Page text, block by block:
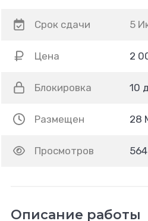
Срок сдачи 5
Цена 2
Блокировка 10
Размещен 28
Просмотров 564
Описание работы